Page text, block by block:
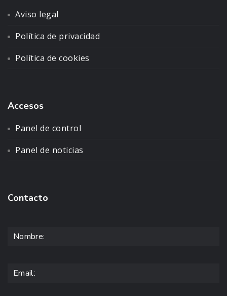
Aviso legal
Política de privacidad
Política de cookies
Accesos
Panel de control
Panel de noticias
Contacto